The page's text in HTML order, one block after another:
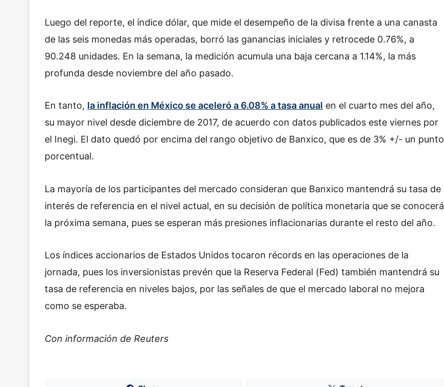
Luego del reporte, el índice dólar, que mide el desempeño de la divisa frente a una canasta
de las seis monedas más operadas, borró las ganancias iniciales y retrocede 0.76%, a
90.248 unidades. En la semana, la medición acumula una baja cercana a 1.14%, la más
profunda desde noviembre del año pasado.
En tanto, la inflación en México se aceleró a 6.08% a tasa anual en el cuarto mes del año,
su mayor nivel desde diciembre de 2017, de acuerdo con datos publicados este viernes por
el Inegi. El dato quedó por encima del rango objetivo de Banxico, que es de 3% +/- un punto
porcentual.
La mayoría de los participantes del mercado consideran que Banxico mantendrá su tasa de
interés de referencia en el nivel actual, en su decisión de política monetaria que se conocerá
la próxima semana, pues se esperan más presiones inflacionarias durante el resto del año.
Los índices accionarios de Estados Unidos tocaron récords en las operaciones de la
jornada, pues los inversionistas prevén que la Reserva Federal (Fed) también mantendrá su
tasa de referencia en niveles bajos, por las señales de que el mercado laboral no mejora
como se esperaba.
Con información de Reuters